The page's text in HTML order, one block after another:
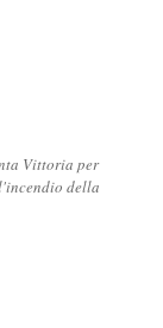
Vittoria per
della